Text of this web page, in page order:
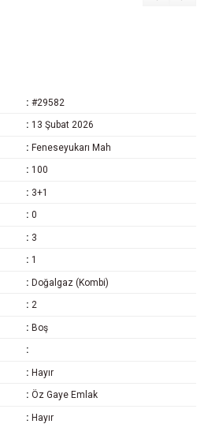
#29582
13 Şubat 2026
Feneseyukarı Mah
100
3+1
0
3
1
Doğalgaz (Kombi)
2
Boş
Hayır
Öz Gaye Emlak
Hayır